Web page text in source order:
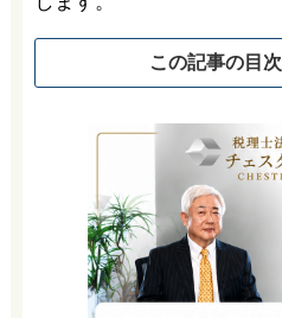
この記事の目次